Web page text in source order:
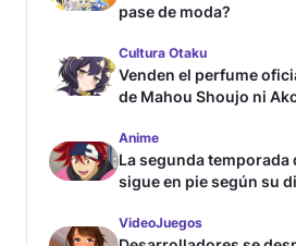
pase de moda?
Cultura Otaku
Venden el perfume
de Mahou Shoujo ni
Anime
La segunda temporada
sigue en pie según su
VideoJuegos